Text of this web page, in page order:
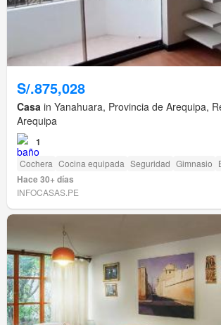
S/.875,028
Casa in Yanahuara, Provincia de Arequipa,
Arequipa
1
Cochera Cocina equipada Seguridad Gimnasio
Hace 30+ días
INFOCASAS.PE